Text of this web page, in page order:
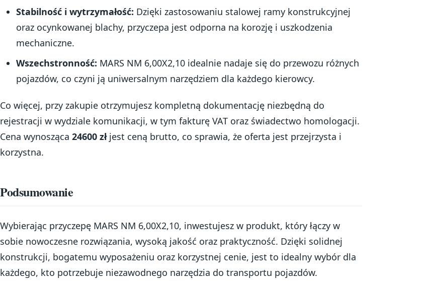
Stabilność i wytrzymałość: Dzięki zastosowaniu stalowej ramy konstrukcyjnej
oraz ocynkowanej blachy, przyczepa jest odporna na korozję i uszkodzenia
mechaniczne.
Wszechstronność: MARS NM 6,00X2,10 idealnie nadaje się do przewozu różnych
pojazdów, co czyni ją uniwersalnym narzędziem dla każdego kierowcy.
Co więcej, przy zakupie otrzymujesz kompletną dokumentację niezbędną do
rejestracji w wydziale komunikacji, w tym fakturę VAT oraz świadectwo homologacji.
Cena wynosząca 24600 złjest ceną brutto, co sprawia, że oferta jest przejrzysta i
korzystna.
Podsumowanie
Wybierając przyczepę MARS NM 6,00X2,10, inwestujesz w produkt, który łączy w
sobie nowoczesne rozwiązania, wysoką jakość oraz praktyczność. Dzięki solidnej
konstrukcji, bogatemu wyposażeniu oraz korzystnej cenie, jest to idealny wybór dla
każdego, kto potrzebuje niezawodnego narzędzia do transportu pojazdów.